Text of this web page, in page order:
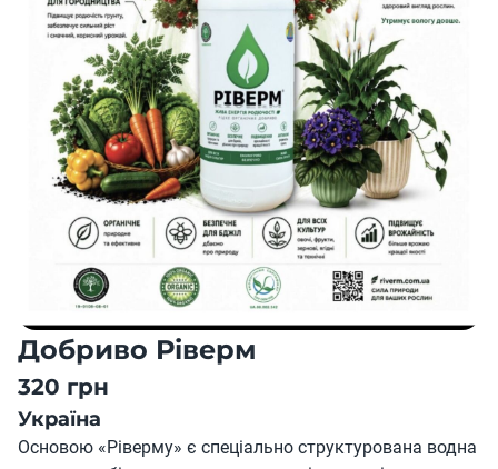
Добриво Ріверм
320 грн
Україна
Основою «Ріверму» є спеціально структурована водна